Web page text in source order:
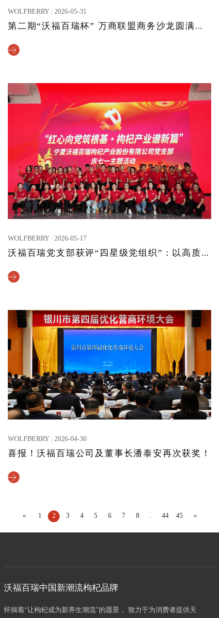
WOLFBERRY 2026-05-31
第二期“沃福百瑞杯” 万商联盟商务沙龙圆满举办！
WOLFBERRY 2026-05-17
沃福百瑞党支部获评“四星级党组织”：以高质量党建引领高质量发展
WOLFBERRY 2026-04-30
喜报！沃福百瑞公司及董事长潘泰安再次获奖！
« 1 2 3 4 5 6 7 8 ... 44 45 »
沃福百瑞中国新潮流枸杞品牌
怀揣着“让枸杞成为新养生潮流”的愿景， 致力于为消费者提供天